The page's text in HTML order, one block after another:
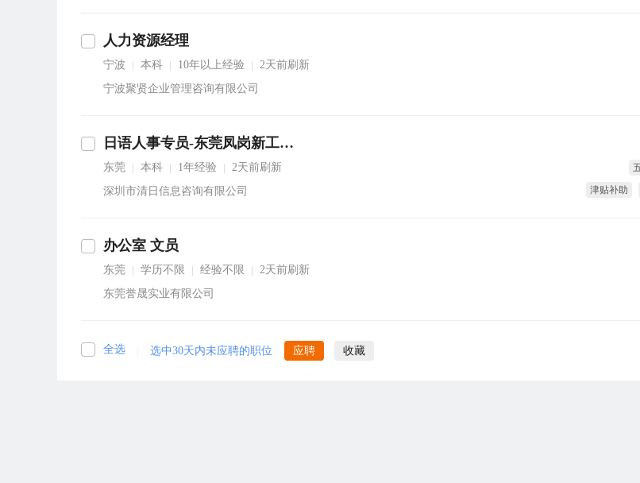
人力资源经理
宁波 本科 10年以上经验
2天前刷新
宁波聚贤企业管理咨询有限公司
日语人事专员-东莞凤岗新工厂-8-12K
东莞 本科 1年经验
2天前刷新
深圳市清日信息咨询有限公司
津贴补助
办公室 文员
东莞 学历不限 经验不限
2天前刷新
东莞誉晟实业有限公司
全选 选中30天内未应聘的职位 应聘 收藏